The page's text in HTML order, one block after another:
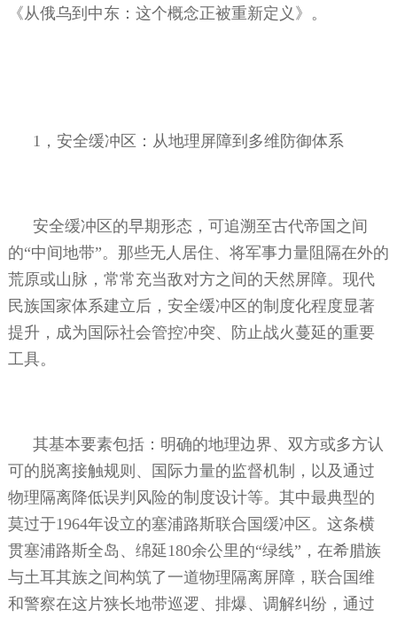
《从俄乌到中东：这个概念正被重新定义》。
1 ，安全缓冲区：从地理屏障到多维防御体系
安全缓冲区的早期形态，可追溯至古代帝国之间
的“中间地带”。那些无人居住、将军事力量阻隔在外的
荒原或山脉，常常充当敌对方之间的天然屏障。现代
民族国家体系建立后，安全缓冲区的制度化程度显著
提升，成为国际社会管控冲突、防止战火蔓延的重要
工具。
其基本要素包括：明确的地理边界、双方或多方认
可的脱离接触规则、国际力量的监督机制，以及通过
物理隔离降低误判风险的制度设计等。其中最典型的
莫过于1964年设立的塞浦路斯联合国缓冲区。这条横
贯塞浦路斯全岛、绵延 180余公里的“绿线”，在希腊族
与土耳其族之间构筑了一道物理隔离屏障，联合国维
和警察在这片狭长地带巡逻、排爆、调解纠纷，通过